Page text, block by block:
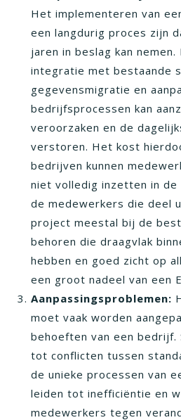
Het implementeren van
een langdurig proces zijn
jaren in beslag kan
integratie met bestaande
gegevensmigratie en
bedrijfsprocessen kan
veroorzaken en de
verstoren. Het kost
bedrijven kunnen
niet volledig inzetten in de
de medewerkers die deel
project meestal bij de
behoren die draagvlak
hebben en goed zicht op
een groot nadeel van een
Aanpassingsproblemen:
moet vaak worden
behoeften van een bedrijf.
tot conflicten tussen
de unieke processen van
leiden tot inefficiëntie en
medewerkers tegen